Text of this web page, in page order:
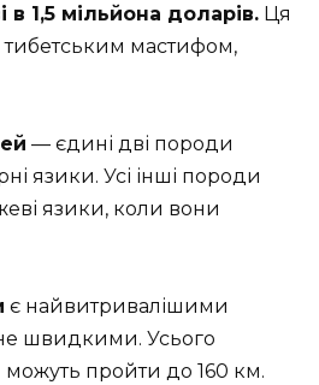
в 1,5 мільйона доларів. Ця
тибетським мастифом,
— єдині дві породи
язики. Усі інші породи
язики, коли вони
є найвитривалішими
швидкими. Усього
пройти до 160 км.